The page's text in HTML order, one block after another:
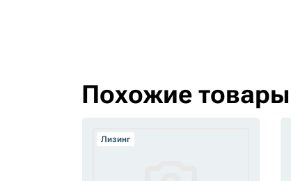
Похожие товары
Лизинг